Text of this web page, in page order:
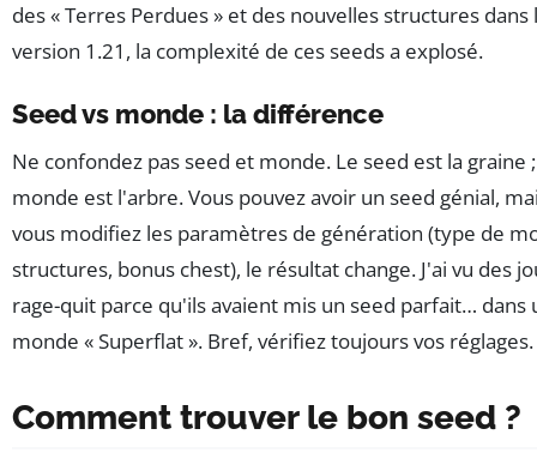
des « Terres Perdues » et des nouvelles structures dans
version 1.21, la complexité de ces seeds a explosé.
Seed vs monde : la différence
Ne confondez pas seed et monde. Le seed est la graine
monde est l'arbre. Vous pouvez avoir un seed génial,
vous modifiez les paramètres de génération (type de
structures, bonus chest), le résultat change. J'ai vu des
rage-quit parce qu'ils avaient mis un seed parfait… dans
monde « Superflat ». Bref, vérifiez toujours vos réglages.
Comment trouver le bon seed ?